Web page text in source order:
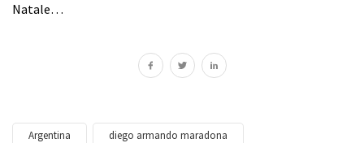
Natale…
Argentina diego armando maradona